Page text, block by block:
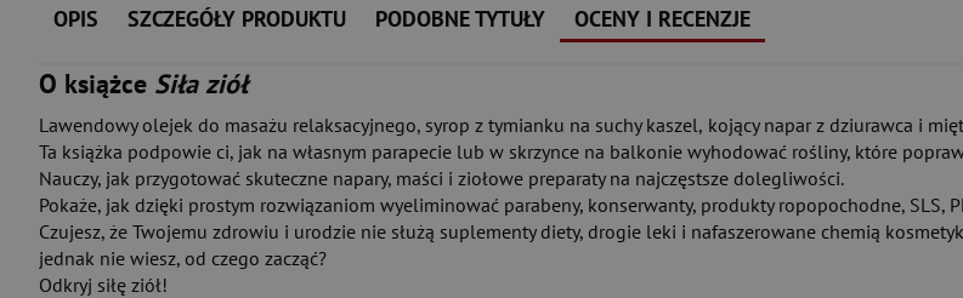
OPIS SZCZEGÓŁY PRODUKTU PODOBNE TYTUŁY OCENY I RECENZJE
O książce Siła ziół
Lawendowy olejek do masażu relaksacyjnego, syrop z tymianku na suchy kaszel, kojący napar z dziurawca i
Ta książka podpowie ci, jak na własnym parapecie lub w skrzynce na balkonie wyhodować rośliny, które
Nauczy, jak przygotować skuteczne napary, maści i ziołowe preparaty na najczęstsze dolegliwości.
Pokaże, jak dzięki prostym rozwiązaniom wyeliminować parabeny, konserwanty, produkty ropopochodne, SLS,
Czujesz, że Twojemu zdrowiu i urodzie nie służą suplementy diety, drogie leki i nafaszerowane chemią
jednak nie wiesz, od czego zacząć?
Odkryj siłę ziół!